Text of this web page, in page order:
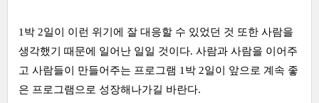
1박 2일이 이런 위기에 잘 대응할 수 있었던 것 또한 사람을
생각했기 때문에 일어난 일일 것이다. 사람과 사람을 이어주
고 사람들이 만들어주는 프로그램 1박 2일이 앞으로 계속 좋
은 프로그램으로 성장해나가길 바란다.